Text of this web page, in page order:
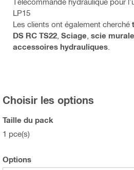
LP15
Les clients ont également cherché
DS RC TS22 Sciage scie murale
accessoires hydrauliques
Choisir les options
Taille du pack
1 pce(s)
Options